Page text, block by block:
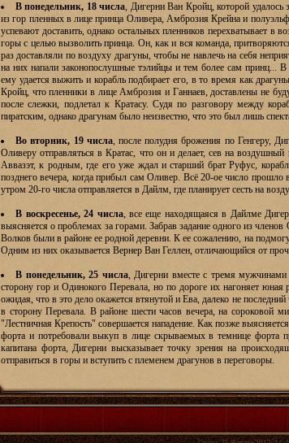
В понедельник, 18 числа, Дигерни Ван Кройц, которой
из гор пленных в лице принца Оливера, Амброзия Крейна и
успевают доставить, однако остальных пленников перехватывает в
горы с целью вызволить принца. Он, как и вся команда,
раз доставляли по воздуху драгуны, чтобы не навлечь на себя
на них напали законопослушные тэлийцы и тем более сам принц...
ему удается выжить и корабль подбирает его, в то время как
Кройц, что пленники в лице Амброзия и Ганнаев, доставлены не
после слежки, подлетал к Кратасу. Судя по разговору между
пиратским, однако драгунам было неизвестно, что это был лишь
Во вторник, 19 числа, после полудня брожения по Генгеру,
Оливеру отправляться в Кратас, что он и делает, сев на
Аввазэт, к родным, где его уже ждал и старший брат Руфус,
позднего вечера, когда прибыл сам Оливер. Всё 20-ое число
утром 20-го числа отправляется в Дайлм, где планирует сесть на
В воскресенье, 24 числа, все еще находящаяся в Дайлме
выясняется о проблемах за горами. Забрав задание одного из
Волков были в районе ее родной деревни. К ее сожалению, на
Одним из них оказывается Вернер Ван Геллен, отличающийся от
В понедельник, 25 числа, Дигерни вместе с тремя
сторону гор и Одинокого Перевала, но по дороге их нагоняет
ожидая, что в это дело окажется втянутой и Ева, далеко не
в сторону Перевала. В районе шести часов вечера, на сороковой
"Лестничная Крепость" совершается нападение. Как позже
форта и потребовали выкуп в лице скрываемых в темнице форта
капитана форта, Дигерни высказывает точку зрения на
отправиться в горы и вступить с племенем драгунов в переговоры.